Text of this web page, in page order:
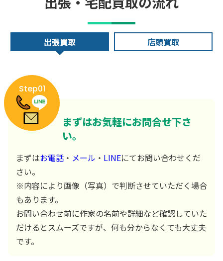
出張買取 店頭買取
Step01
まずはお気軽にお問合せ下さ
い。
まずはお電話 ・ メール ・ LINEにてお問い合わせくだ
さい。
※内容により画像（写真）で判断させていただく場合
もあります。
お問い合わせ前に作家の名前や詳細など確認していた
だけるとスムーズですが、何も分からなくても大丈夫
です。